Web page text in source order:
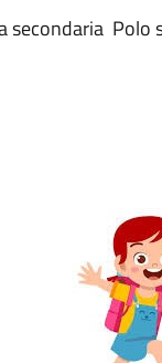
Polo